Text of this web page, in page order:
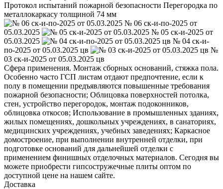
Протокол испытаний пожарной безопасности Перегородка по
металлокаркасу толщиной 74 мм
№ 06 ск-и-по-2025 от
05.03.2025
№ 05 ск-и-2025 от
05.03.2025
№ 04 ск-и-
по-2025 от 05.03.2025 цв
№
03 ск-и-2025 от 05.03.2025 цв
Сфера применения. Монтаж сборных оснований, стяжка пола.
Особенно часто ГСП листам отдают предпочтение, если к
полу в помещении предъявляются повышенные требования
пожарной безопасности; Облицовка поверхностей потолка,
стен, устройство перегородок, монтаж подоконников,
облицовка откосов; Использование в промышленных зданиях,
жилых помещениях, дошкольных учреждениях, в санаториях,
медицинских учреждениях, учебных заведениях; Каркасное
домостроение, при выполнении внутренней отделки, при
подготовке оснований для дальнейшей отделки с
применением финишных отделочных материалов. Сегодня вы
можете приобрести гипсостружечные плиты оптом по
доступной цене на нашем сайте.
Доставка